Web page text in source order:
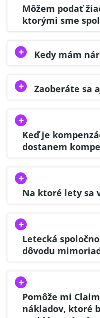
Môžem podať
ktorými sme
Kedy mám
Zaoberáte sa
Keď je
dostanem
Na ktoré lety sa
Letecká
dôvodu
Pomôže mi
nákladov, ktoré